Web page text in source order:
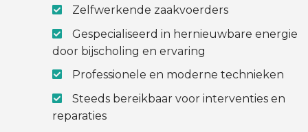
Zelfwerkende zaakvoerders
Gespecialiseerd in hernieuwbare energie
door bijscholing en ervaring
Professionele en moderne technieken
Steeds bereikbaar voor interventies en
reparaties